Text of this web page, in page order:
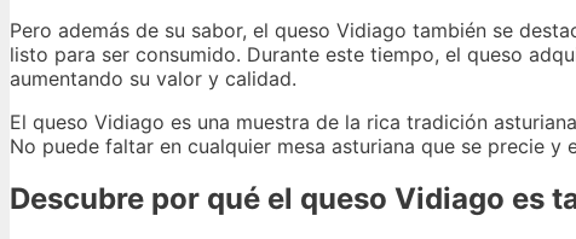
Pero además de su sabor, el queso Vidiago también se
listo para ser consumido. Durante este tiempo, el queso
aumentando su valor y calidad.
El queso Vidiago es una muestra de la rica tradición
No puede faltar en cualquier mesa asturiana que se precie
Descubre por qué el queso Vidiago es